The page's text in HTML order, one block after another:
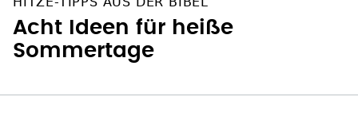
Acht Ideen für heiße
Sommertage